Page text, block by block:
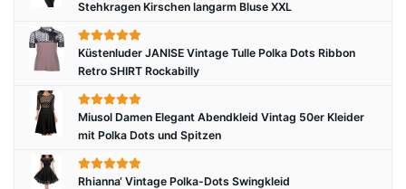
Stehkragen Kirschen langarm Bluse XXL
Küstenluder JANISE Vintage Tulle Polka Dots Ribbon
Retro SHIRT Rockabilly
Miusol Damen Elegant Abendkleid Vintag 50er Kleider
mit Polka Dots und Spitzen
Rhianna‘ Vintage Polka-Dots Swingkleid